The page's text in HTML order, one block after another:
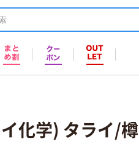
化学) タライ/樽